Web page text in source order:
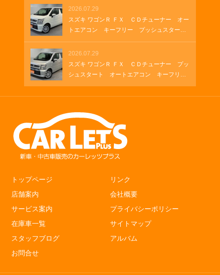
ＬＥＤヘッドランプ ＬＥＤフォグランプ
オートエアコン 両側パワースライド ＵＳ
Ｂソケット ＨＤＭＩ
2026.07.29
スズキ ワゴンＲ ＦＸ ＣＤチューナー オー
トエアコン キーフリー プッシュスター
ト シートヒーター
2026.07.29
スズキ ワゴンＲ ＦＸ ＣＤチューナー プッ
シュスタート オートエアコン キーフリ
ー シートヒーター
トップページ
店舗案内
サービス案内
在庫車一覧
スタッフブログ
お問合せ
リンク
会社概要
プライバシーポリシー
サイトマップ
アルバム